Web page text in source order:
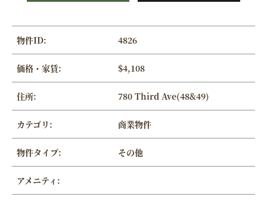
物件ID: 4826
価格・家賃: $4,108
住所: 780 Third Ave(48&49)
カテゴリ: 商業物件
物件タイプ: その他
アメニティ: